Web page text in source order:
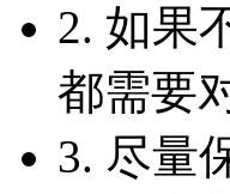
2. 如果
都需要
3. 尽量